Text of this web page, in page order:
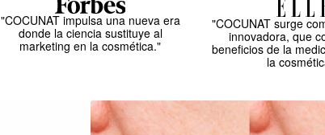
"COCUNAT impulsa una nueva era
donde la ciencia sustituye al
marketing en la cosmética."
"COCUNAT surge
innovadora, que
beneficios de la
la